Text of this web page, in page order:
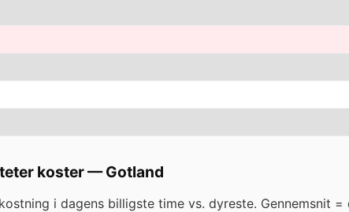
koster—Gotland
i dagens billigste time vs. dyreste. Gennemsnit